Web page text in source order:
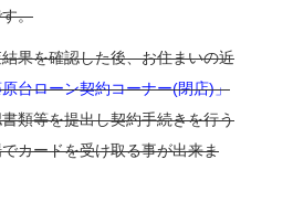
。
果を確認した後、お住まいの近
台ローン契約コーナー(閉店)」
類等を提出し契約手続きを行う
カードを受け取る事が出来ま